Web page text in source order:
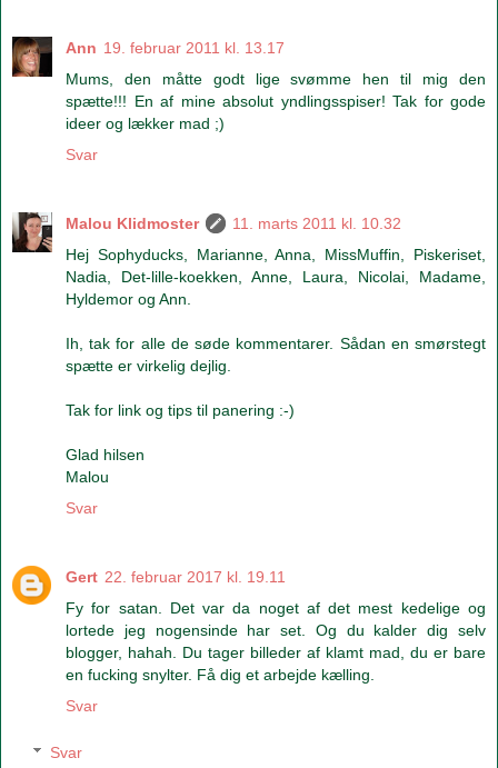
Ann 19. februar 2011 kl. 13.17
Mums, den måtte godt lige svømme hen til mig den
spætte!!! En af mine absolut yndlingsspiser! Tak for gode
ideer og lækker mad ;)
Svar
Malou Klidmoster
11. marts 2011 kl. 10.32
Hej Sophyducks, Marianne, Anna, MissMuffin, Piskeriset,
Nadia, Det-lille-koekken, Anne, Laura, Nicolai, Madame,
Hyldemor og Ann.
Ih, tak for alle de søde kommentarer. Sådan en smørstegt
spætte er virkelig dejlig.
Tak for link og tips til panering :-)
Glad hilsen
Malou
Svar
Gert 22. februar 2017 kl. 19.11
Fy for satan. Det var da noget af det mest kedelige og
lortede jeg nogensinde har set. Og du kalder dig selv
blogger, hahah. Du tager billeder af klamt mad, du er bare
en fucking snylter. Få dig et arbejde kælling.
Svar
Svar